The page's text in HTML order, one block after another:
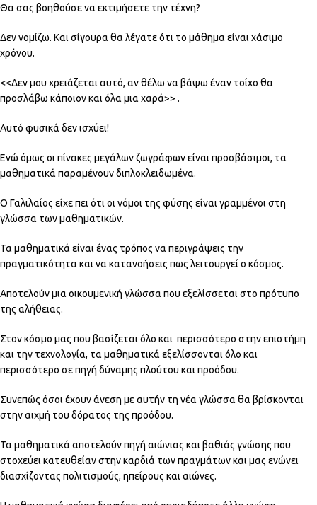
Θα σας βοηθούσε να εκτιμήσετε την τέχνη?
Δεν νομίζω. Και σίγουρα θα λέγατε ότι το μάθημα είναι χάσιμο
χρόνου.
<<Δεν μου χρειάζεται αυτό, αν θέλω να βάψω έναν τοίχο θα
προσλάβω κάποιον και όλα μια χαρά>> .
Αυτό φυσικά δεν ισχύει!
Ενώ όμως οι πίνακες μεγάλων ζωγράφων είναι προσβάσιμοι, τα
μαθηματικά παραμένουν διπλοκλειδωμένα.
Ο Γαλιλαίος είχε πει ότι οι νόμοι της φύσης είναι γραμμένοι στη
γλώσσα των μαθηματικών.
Τα μαθηματικά είναι ένας τρόπος να περιγράψεις την
πραγματικότητα και να κατανοήσεις πως λειτουργεί ο κόσμος.
Αποτελούν μια οικουμενική γλώσσα που εξελίσσεται στο πρότυπο
της αλήθειας.
Στον κόσμο μας που βασίζεται όλο και περισσότερο στην επιστήμη
και την τεχνολογία, τα μαθηματικά εξελίσσονται όλο και
περισσότερο σε πηγή δύναμης πλούτου και προόδου.
Συνεπώς όσοι έχουν άνεση με αυτήν τη νέα γλώσσα θα βρίσκονται
στην αιχμή του δόρατος της προόδου.
Τα μαθηματικά αποτελούν πηγή αιώνιας και βαθιάς γνώσης που
στοχεύει κατευθείαν στην καρδιά των πραγμάτων και μας ενώνει
διασχίζοντας πολιτισμούς, ηπείρους και αιώνες.